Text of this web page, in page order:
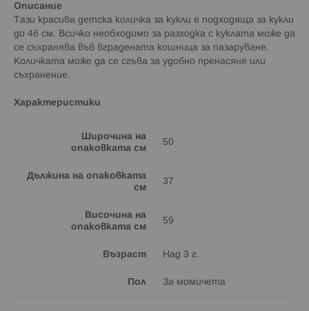
Описание
Тази красива детска количка за кукли е подходяща за кукли
до 46 см. Всичко необходимо за разходка с куклата може да
се съхранява във вградената кошница за пазаруване.
Количката може да се сгъва за удобно пренасяне или
съхранение.
Характеристики
Широчина на
опаковката см
50
Дължина на опаковката
см
37
Височина на
опаковката см
59
Възраст Над 3 г.
Пол За момичета